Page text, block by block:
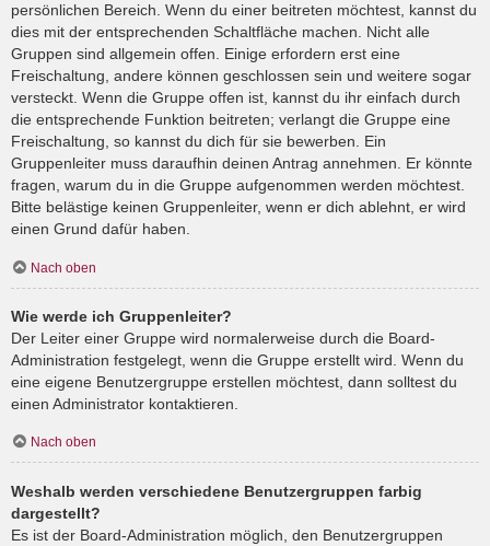
persönlichen Bereich. Wenn du einer beitreten möchtest, kannst du
dies mit der entsprechenden Schaltfläche machen. Nicht alle
Gruppen sind allgemein offen. Einige erfordern erst eine
Freischaltung, andere können geschlossen sein und weitere sogar
versteckt. Wenn die Gruppe offen ist, kannst du ihr einfach durch
die entsprechende Funktion beitreten; verlangt die Gruppe eine
Freischaltung, so kannst du dich für sie bewerben. Ein
Gruppenleiter muss daraufhin deinen Antrag annehmen. Er könnte
fragen, warum du in die Gruppe aufgenommen werden möchtest.
Bitte belästige keinen Gruppenleiter, wenn er dich ablehnt, er wird
einen Grund dafür haben.
Nach oben
Wie werde ich Gruppenleiter?
Der Leiter einer Gruppe wird normalerweise durch die Board-
Administration festgelegt, wenn die Gruppe erstellt wird. Wenn du
eine eigene Benutzergruppe erstellen möchtest, dann solltest du
einen Administrator kontaktieren.
Nach oben
Weshalb werden verschiedene Benutzergruppen farbig
dargestellt?
Es ist der Board-Administration möglich, den Benutzergruppen